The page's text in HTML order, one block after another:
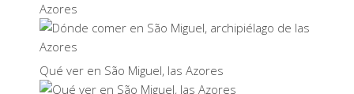
Azores
Qué ver en São Miguel, las Azores